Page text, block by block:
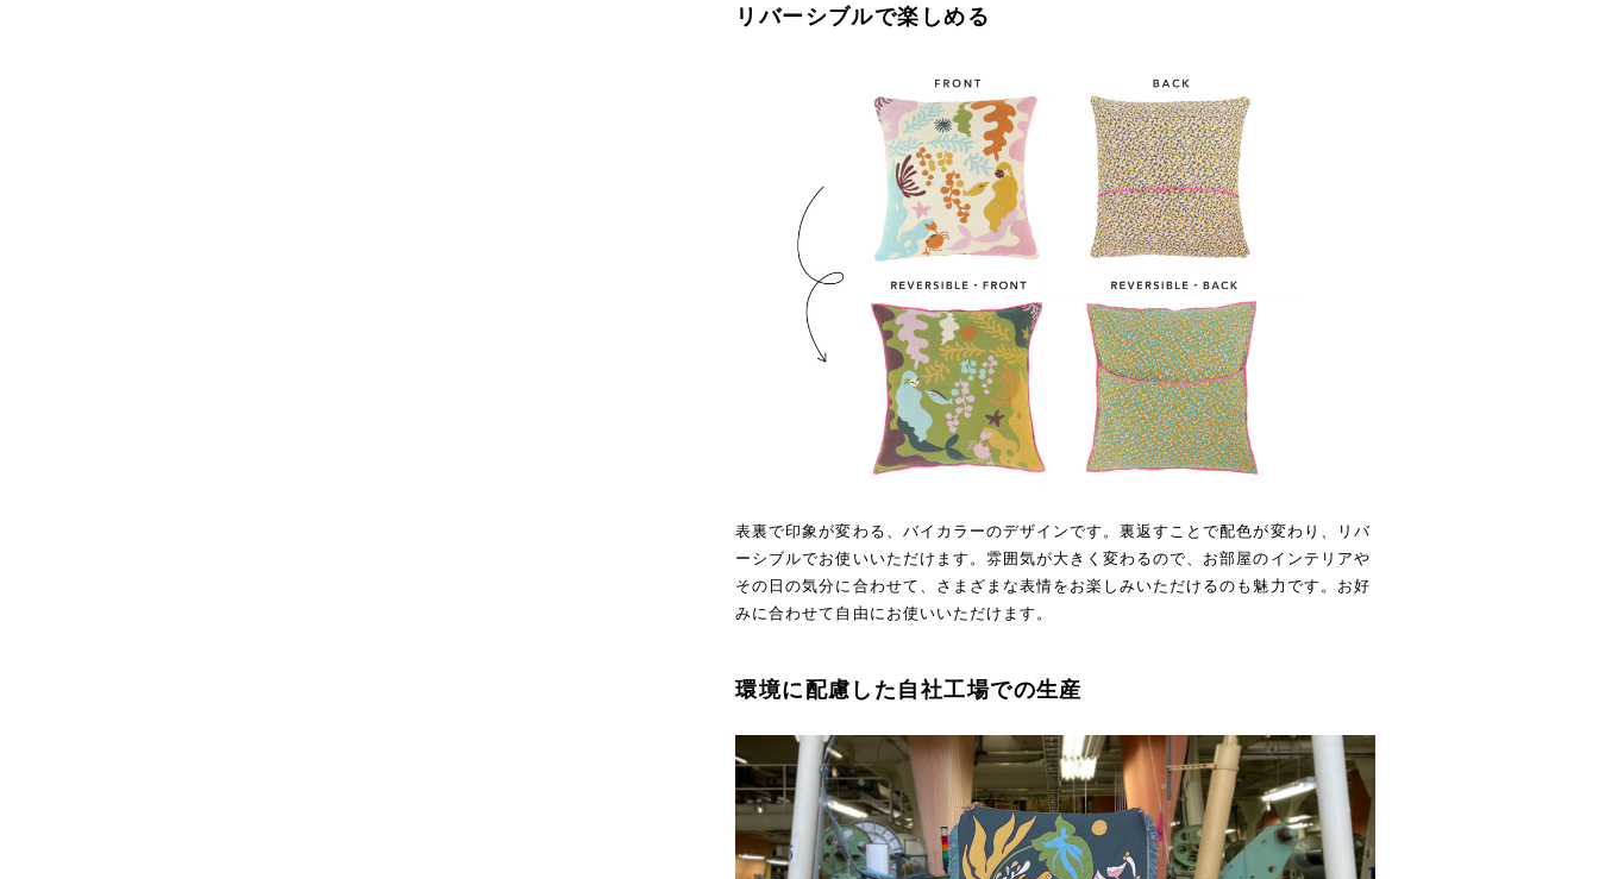
リバーシブルで楽しめる
表裏で印象が変わる、バイカラーのデザインです。裏返すことで配色が変わり、リバ
ーシブルでお使いいただけます。雰囲気が大きく変わるので、お部屋のインテリアや
その日の気分に合わせて、さまざまな表情をお楽しみいただけるのも魅力です。お好
みに合わせて自由にお使いいただけます。
環境に配慮した自社工場での生産